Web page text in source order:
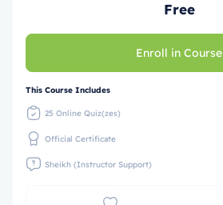
Free
Enroll in Course
This Course Includes
25 Online Quiz(zes)
Official Certificate
Sheikh (Instructor Support)